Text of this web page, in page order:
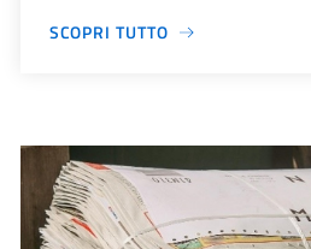
SCOPRI TUTTO